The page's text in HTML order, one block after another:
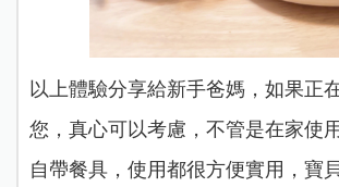
以上體驗分享給新手爸媽，如果正
您，真心可以考慮，不管是在家使
自帶餐具，使用都很方便實用，寶